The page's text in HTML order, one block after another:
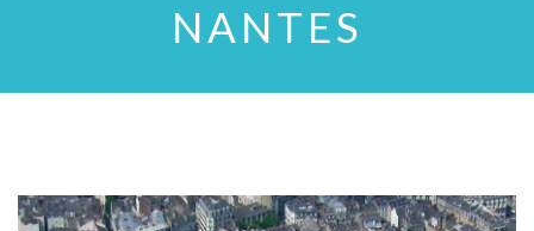
NANTES